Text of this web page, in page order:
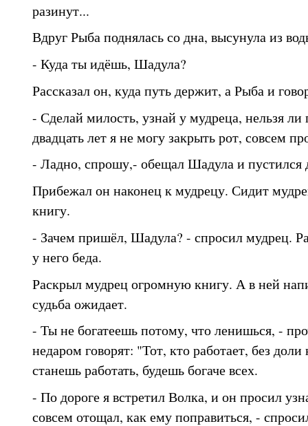
разинут...
Вдруг Рыба поднялась со дна, высунула из
- Куда ты идёшь, Шадула?
Рассказал он, куда путь держит, а Рыба и
- Сделай милость, узнай у мудреца, нельзя
двадцать лет я не могу закрыть рот, совсем
- Ладно, спрошу,- обещал Шадула и пустился
Прибежал он наконец к мудрецу. Сидит
книгу.
- Зачем пришёл, Шадула? - спросил мудрец.
у него беда.
Раскрыл мудрец огромную книгу. А в ней
судьба ожидает.
- Ты не богатеешь потому, что ленишься, -
недаром говорят: "Тот, кто работает, без
станешь работать, будешь богаче всех.
- По дороге я встретил Волка, и он просил
совсем отощал, как ему поправиться, -